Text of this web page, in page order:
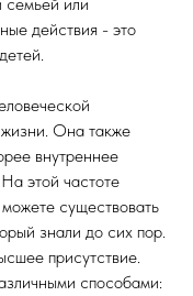
действия - это
жизни. Она также
внутреннее
этой частоте
существовать
знали до сих пор.
присутствие.
способами: